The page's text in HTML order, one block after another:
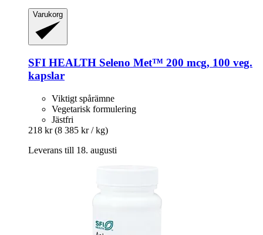
Varukorg
SFI HEALTH Seleno Met™ 200 mcg, 100 veg.
kapslar
Viktigt spårämne
Vegetarisk formulering
Jästfri
218 kr (8 385 kr / kg)
Leverans till 18. augusti